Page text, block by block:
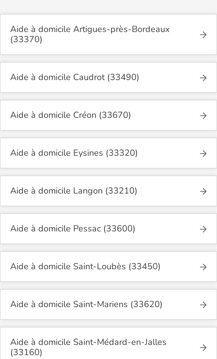
Aide à domicile Artigues-près-Bordeaux
(33370)
Aide à domicile Caudrot (33490)
Aide à domicile Créon (33670)
Aide à domicile Eysines (33320)
Aide à domicile Langon (33210)
Aide à domicile Pessac (33600)
Aide à domicile Saint-Loubès (33450)
Aide à domicile Saint-Mariens (33620)
Aide à domicile Saint-Médard-en-Jalles
(33160)